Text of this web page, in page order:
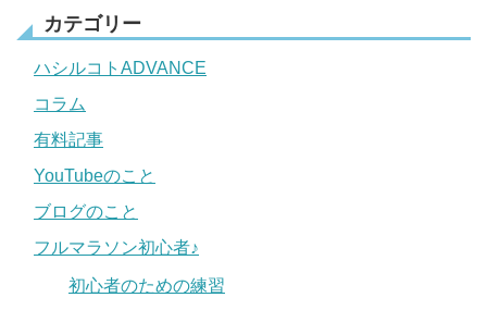
カテゴリー
ハシルコトADVANCE
コラム
有料記事
YouTubeのこと
ブログのこと
フルマラソン初心者♪
初心者のための練習